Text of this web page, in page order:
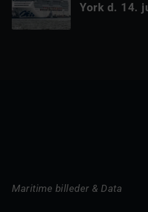
York d. 14.
Maritime billeder & Data